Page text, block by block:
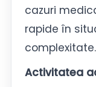
cazuri
rapide în
complexitate.
Activitatea